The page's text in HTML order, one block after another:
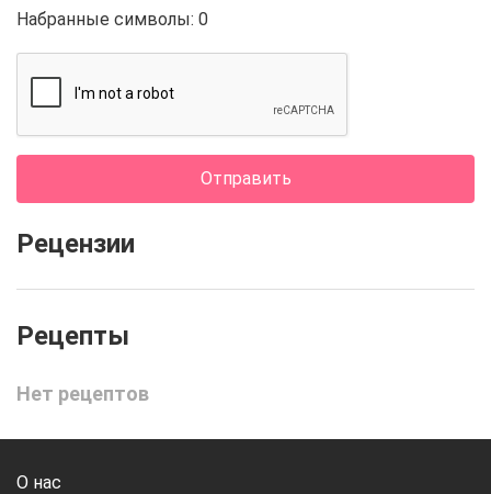
Набранные символы: 0
Отправить
Рецензии
Нет рецептов
О нас